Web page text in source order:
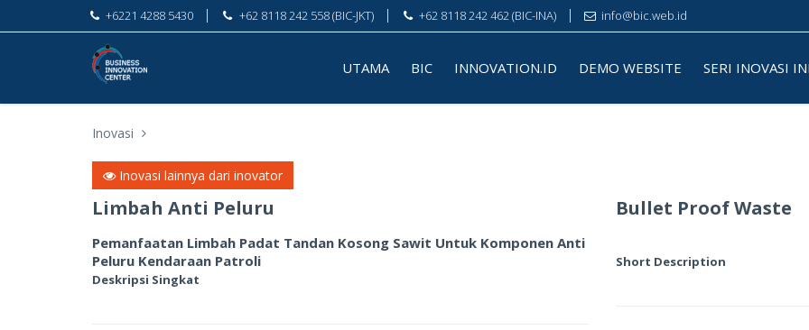
+6221 4288 5430 +62 8118 242 558 (BIC-JKT) +62 8118 242 462 (BIC-INA) info@bic.web.id
UTAMA BIC INNOVATION.ID DEMO WEBSITE SERI INOVASI
Inovasi
Inovasi lainnya dari inovator
Limbah Anti Peluru
Pemanfaatan Limbah Padat Tandan Kosong Sawit Untuk Komponen Anti
Peluru Kendaraan Patroli
Deskripsi Singkat
Bullet Proof Waste
Short Description